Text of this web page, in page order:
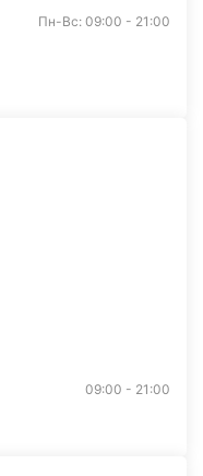
Пн-Вс: 09:00 - 21:00
09:00 - 21:00